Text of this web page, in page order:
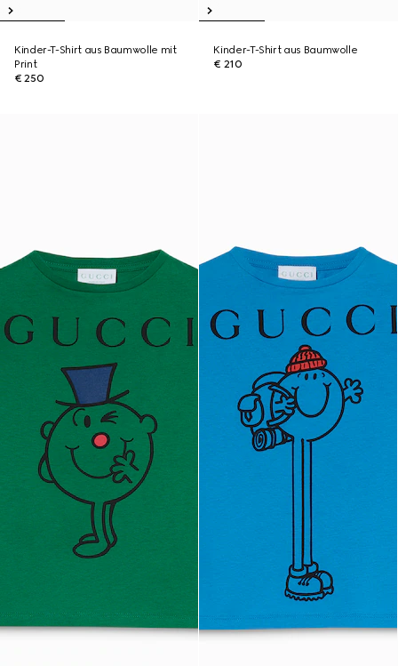
Kinder-T-Shirt aus Baumwolle mit
Print
€ 250
Kinder-T-Shirt aus Baumwolle
€ 210